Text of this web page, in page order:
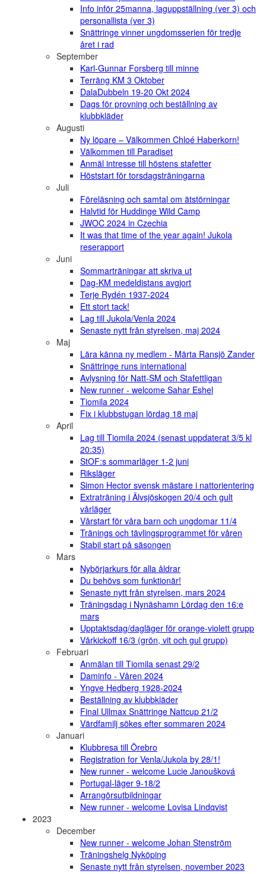
Info inför 25manna, laguppställning (ver 3) och
personallista (ver 3)
Snättringe vinner ungdomsserien för tredje
året i rad
September
Karl-Gunnar Forsberg till minne
Terräng KM 3 Oktober
DalaDubbeln 19-20 Okt 2024
Dags för provning och beställning av
klubbkläder
Augusti
Ny löpare – Välkommen Chloé Haberkorn!
Välkommen till Paradiset
Anmäl intresse till höstens stafetter
Höststart för torsdagsträningarna
Juli
Föreläsning och samtal om ätstörningar
Halvtid för Huddinge Wild Camp
JWOC 2024 in Czechia
It was that time of the year again! Jukola
reserapport
Juni
Sommarträningar att skriva ut
Dag-KM medeldistans avgjort
Terje Rydén 1937-2024
Ett stort tack!
Lag till Jukola/Venla 2024
Senaste nytt från styrelsen, maj 2024
Maj
Lära känna ny medlem - Märta Ransjö Zander
Snättringe runs international
Avlysning för Natt-SM och Stafettligan
New runner - welcome Sahar Eshel
Tiomila 2024
Fix i klubbstugan lördag 18 maj
April
Lag till Tiomila 2024 (senast uppdaterat 3/5 kl
20:35)
StOF:s sommarläger 1-2 juni
Riksläger
Simon Hector svensk mästare i nattorientering
Extraträning i Älvsjöskogen 20/4 och gult
vårläger
Vårstart för våra barn och ungdomar 11/4
Tränings och tävlingsprogrammet för våren
Stabil start på säsongen
Mars
Nybörjarkurs för alla åldrar
Du behövs som funktionär!
Senaste nytt från styrelsen, mars 2024
Träningsdag i Nynäshamn Lördag den 16:e
mars
Upptaktsdag/dagläger för orange-violett grupp
Vårkickoff 16/3 (grön, vit och gul grupp)
Februari
Anmälan till Tiomila senast 29/2
Daminfo - Våren 2024
Yngve Hedberg 1928-2024
Beställning av klubbkläder
Final Ullmax Snättringe Nattcup 21/2
Värdfamilj sökes efter sommaren 2024
Januari
Klubbresa till Örebro
Registration for Venla/Jukola by 28/1!
New runner - welcome Lucie Janoušková
Portugal-läger 9-18/2
Arrangörsutbildningar
New runner - welcome Lovisa Lindqvist
2023
December
New runner - welcome Johan Stenström
Träningshelg Nyköping
Senaste nytt från styrelsen, november 2023